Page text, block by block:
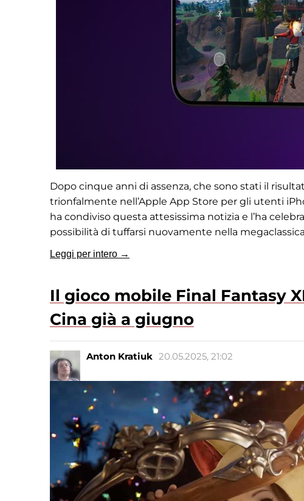
Dopo cinque anni di assenza, che sono stati il
trionfalmente nell’Apple App Store per gli utenti
ha condiviso questa attesissima notizia e l’ha
possibilità di tuffarsi nuovamente nella
Leggi per intero →
Il gioco mobile Final Fantasy
Cina già a giugno
Anton Kratiuk 20.05.2025, 21:02